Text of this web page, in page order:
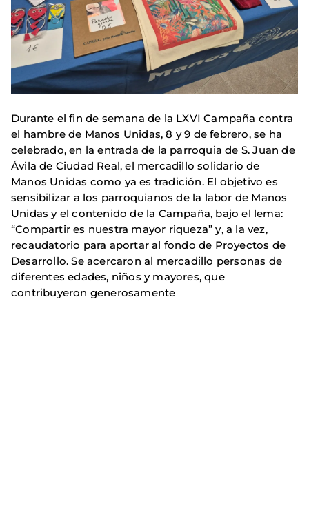
Durante el fin de semana de la LXVI Campaña contra
el hambre de Manos Unidas, 8 y 9 de febrero, se ha
celebrado, en la entrada de la parroquia de S. Juan de
Ávila de Ciudad Real, el mercadillo solidario de
Manos Unidas como ya es tradición. El objetivo es
sensibilizar a los parroquianos de la labor de Manos
Unidas y el contenido de la Campaña, bajo el lema:
“Compartir es nuestra mayor riqueza” y, a la vez,
recaudatorio para aportar al fondo de Proyectos de
Desarrollo. Se acercaron al mercadillo personas de
diferentes edades, niños y mayores, que
contribuyeron generosamente